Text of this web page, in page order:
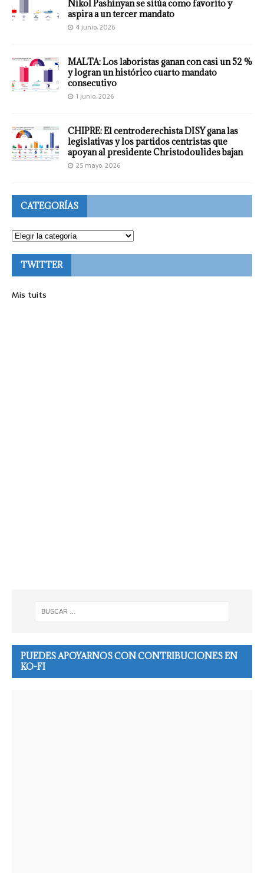
Nikol Pashinyan se sitúa como favorito y
aspira a un tercer mandato
4 junio, 2026
MALTA: Los laboristas ganan con casi un 52 %
y logran un histórico cuarto mandato
consecutivo
1 junio, 2026
CHIPRE: El centroderechista DISY gana las
legislativas y los partidos centristas que
apoyan al presidente Christodoulides bajan
25 mayo, 2026
CATEGORÍAS
TWITTER
Mis tuits
PUEDES APOYARNOS CON CONTRIBUCIONES EN
KO-FI